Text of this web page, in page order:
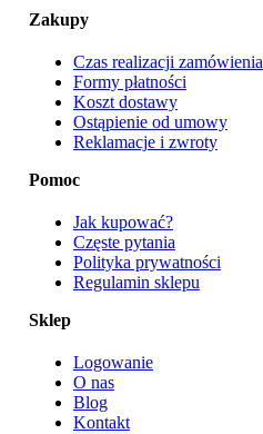
Zakupy
Czas realizacji zamówienia
Formy płatności
Koszt dostawy
Ostąpienie od umowy
Reklamacje i zwroty
Pomoc
Jak kupować?
Częste pytania
Polityka prywatności
Regulamin sklepu
Sklep
Logowanie
O nas
Blog
Kontakt